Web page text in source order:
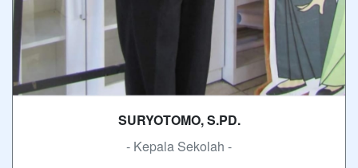
SURYOTOMO, S.PD.
- Kepala Sekolah -